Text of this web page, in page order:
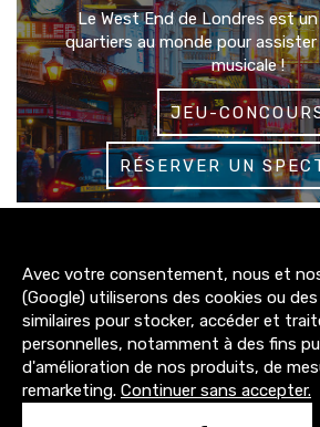
Le West End de Londres est
quartiers au monde pour
musicale !
JEU-
RÉSERVER UN
3200+
abonnés
4300+
abonnés
1500+
Avec votre consentement, nous et
(Google) utiliserons des cookies ou
similaires pour stocker, accéder et
personnelles, notamment à des fins
d'amélioration de nos produits, de
remarketing. Continuer sans accepter.